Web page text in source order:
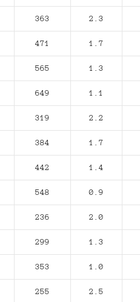
363 2.3
471 1.7
565 1.3
649 1.1
319 2.2
384 1.7
442 1.4
548 0.9
236 2.0
299 1.3
353 1.0
255 2.5